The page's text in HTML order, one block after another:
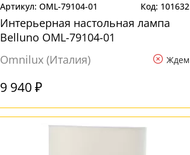
OML-79104-01 101632
Интерьерная настольная лампа
Belluno OML-79104-01
Omnilux (Италия)
Ждем
9 940 ₽